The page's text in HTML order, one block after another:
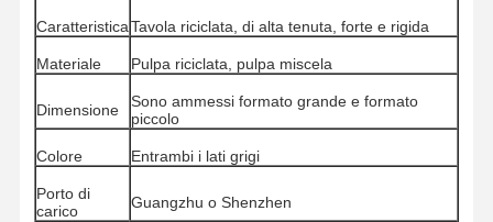
CaratteristicaTavola riciclata, di alta tenuta, forte e rigida
Materiale Pulpa riciclata, pulpa miscela
Dimensione
Sono ammessi formato grande e formato
piccolo
Colore Entrambi i lati grigi
Porto di
carico
Guangzhu o Shenzhen